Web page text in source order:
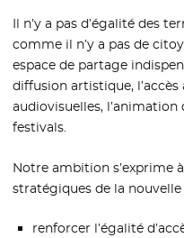
Il n’y a pas d’égalité des
comme il n’y a pas de
espace de partage
diffusion artistique,
audiovisuelles, l’animation
festivals.
Notre ambition s’exprime
stratégiques de la
renforcer l’égalité